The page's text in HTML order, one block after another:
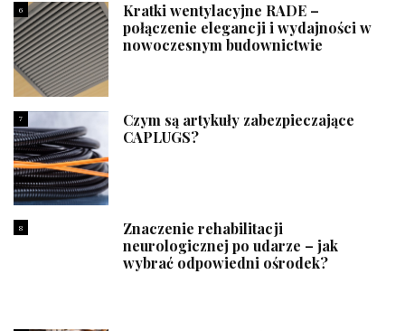
6
Kratki wentylacyjne RADE –
połączenie elegancji i wydajności w
nowoczesnym budownictwie
7
Czym są artykuły zabezpieczające
CAPLUGS?
8
Znaczenie rehabilitacji
neurologicznej po udarze – jak
wybrać odpowiedni ośrodek?